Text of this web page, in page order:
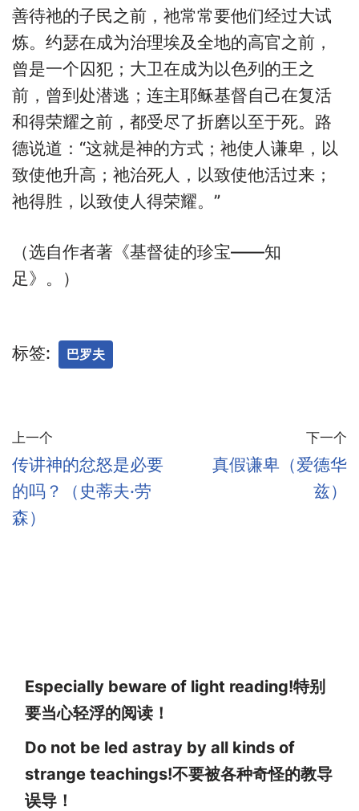
善待祂的子民之前，祂常常要他们经过大试
炼。约瑟在成为治理埃及全地的高官之前，
曾是一个囚犯；大卫在成为以色列的王之
前，曾到处潜逃；连主耶稣基督自己在复活
和得荣耀之前，都受尽了折磨以至于死。路
德说道：“这就是神的方式；祂使人谦卑，以
致使他升高；祂治死人，以致使他活过来；
祂得胜，以致使人得荣耀。”
（选自作者著《基督徒的珍宝——知
足》。）
标签: 巴罗夫
上一个
传讲神的忿怒是必要
的吗？（史蒂夫·劳
森）
下一个
真假谦卑（爱德华
兹）
Especially beware of light reading!特别
要当心轻浮的阅读！
Do not be led astray by all kinds of
strange teachings!不要被各种奇怪的教导
误导！